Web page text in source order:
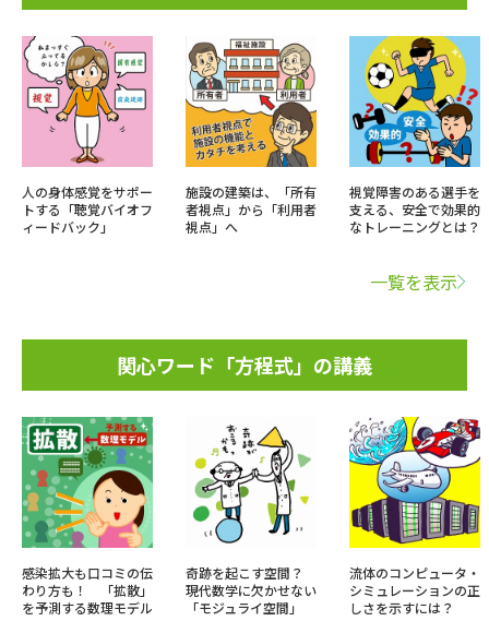
人の身体感覚をサポー
トする「聴覚バイオフ
ィードバック」
施設の建築は、「所有
者視点」から「利用者
視点」へ
視覚障害のある選手を
支える、安全で効果的
なトレーニングとは？
一覧を表示
関心ワード「方程式」の講義
感染拡大も口コミの伝
わり方も！ 「拡散」
を予測する数理モデル
奇跡を起こす空間？
現代数学に欠かせない
「モジュライ空間」
流体のコンピュータ・
シミュレーションの正
しさを示すには？